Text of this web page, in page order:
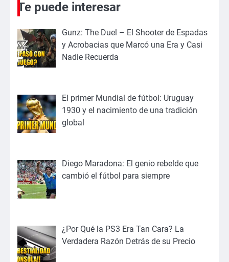
Te puede interesar
Gunz: The Duel – El Shooter de Espadas
y Acrobacias que Marcó una Era y Casi
Nadie Recuerda
El primer Mundial de fútbol: Uruguay
1930 y el nacimiento de una tradición
global
Diego Maradona: El genio rebelde que
cambió el fútbol para siempre
¿Por Qué la PS3 Era Tan Cara? La
Verdadera Razón Detrás de su Precio